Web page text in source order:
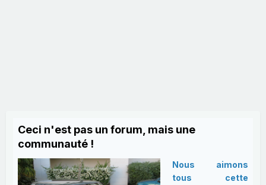
Ceci n'est pas un forum, mais une
communauté !
Nous aimons
tous cette